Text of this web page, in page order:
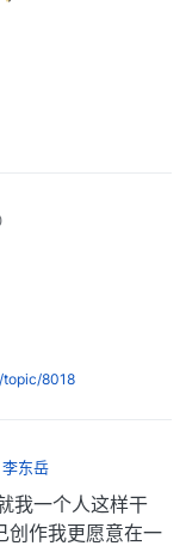
8018
李东岳
我一个人这样干
创作我更愿意在一